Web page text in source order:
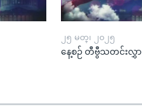
၂၅ မတ္၊ ၂၀၂၅
နေ့စဉ် တီဗွီသတင်းလွှာ